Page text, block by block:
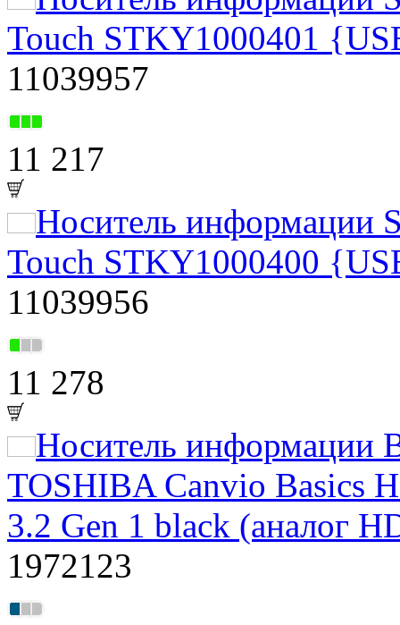
Touch STKY1000401
11039957
11 217
Носитель информации
Touch STKY1000400
11039956
11 278
Носитель информации
TOSHIBA Canvio Basics
3.2 Gen 1 black (аналог
1972123